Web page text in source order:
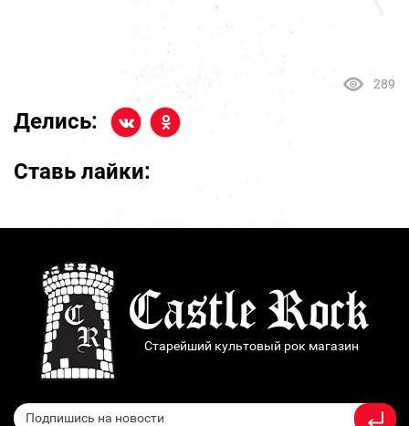
289
Делись:
Ставь лайки:
Старейший культовый рок магазин